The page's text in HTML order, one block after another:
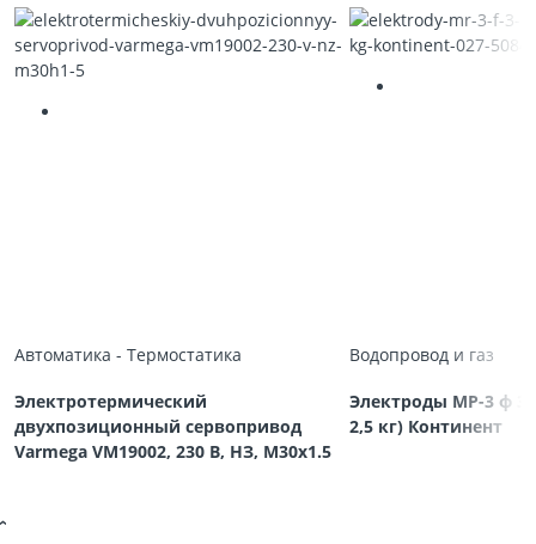
Автоматика - Термостатика
Электротермический
двухпозиционный сервопривод
Varmega VM19002, 230 В, НЗ, M30х1.5
Водопровод и газ
Электроды МР-3 ф
2,5 кг) Континент